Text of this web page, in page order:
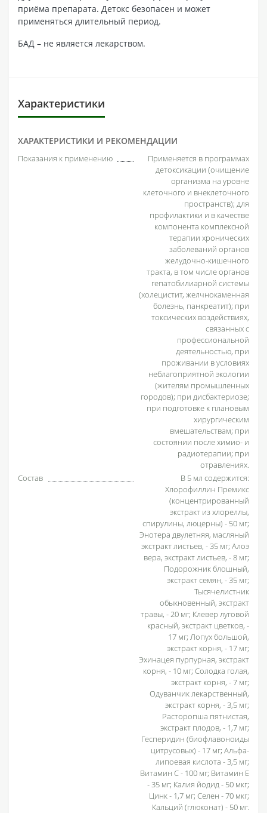
приёма препарата. Детокс безопасен и может
применяться длительный период.
БАД – не является лекарством.
Характеристики
ХАРАКТЕРИСТИКИ И РЕКОМЕНДАЦИИ
Показания к применению
Применяется в программах
детоксикации (очищение
организма на уровне
клеточного и внеклеточного
пространств); для
профилактики и в качестве
компонента комплексной
терапии хронических
заболеваний органов
желудочно-кишечного
тракта, в том числе органов
гепатобилиарной системы
(холецистит, желчнокаменная
болезнь, панкреатит); при
токсических воздействиях,
связанных с
профессиональной
деятельностью, при
проживании в условиях
неблагоприятной экологии
(жителям промышленных
городов); при дисбактериозе;
при подготовке к плановым
хирургическим
вмешательствам; при
состоянии после химио- и
радиотерапии; при
отравлениях.
Состав
В 5 мл содержится:
Хлорофиллин Премикс
(концентрированный
экстракт из хлореллы,
спирулины, люцерны) - 50 мг;
Энотера двулетняя, масляный
экстракт листьев, - 35 мг; Алоэ
вера, экстракт листьев, - 8 мг;
Подорожник блошный,
экстракт семян, - 35 мг;
Тысячелистник
обыкновенный, экстракт
травы, - 20 мг; Клевер луговой
красный, экстракт цветков, -
17 мг; Лопух большой,
экстракт корня, - 17 мг;
Эхинацея пурпурная, экстракт
корня, - 10 мг; Солодка голая,
экстракт корня, - 7 мг;
Одуванчик лекарственный,
экстракт корня, - 3,5 мг;
Расторопша пятнистая,
экстракт плодов, - 1,7 мг;
Гесперидин (биофлавоноиды
цитрусовых) - 17 мг; Альфа-
липоевая кислота - 3,5 мг;
Витамин С - 100 мг; Витамин Е
- 35 мг; Калия йодид - 50 мкг;
Цинк - 1,7 мг; Селен - 70 мкг;
Кальций (глюконат) - 50 мг.